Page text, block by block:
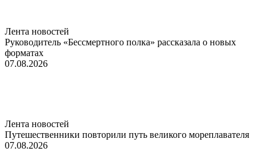
Лента новостей
Руководитель «Бессмертного полка» рассказала о новых
форматах
07.08.2026
Лента новостей
Путешественники повторили путь великого мореплавателя
07.08.2026